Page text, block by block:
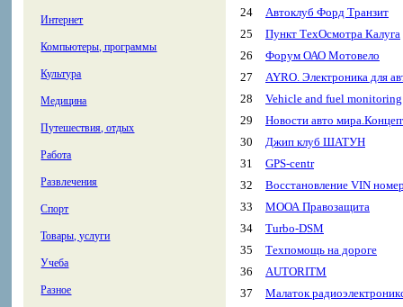
Интернет
Компьютеры, программы
Культура
Медицина
Путешествия, отдых
Работа
Развлечения
Спорт
Товары, услуги
Учеба
Разное
24
Автоклуб Форд Транзит
25
Пункт ТехОсмотра Калуга
26
Форум ОАО Мотовело
27
AYRO. Электроника для
28
Vehicle and fuel monitoring
29
Новости авто
30
Джип клуб ШАТУН
31
GPS-centr
32
Восстановление VIN
33
МООА Правозащита
34
Turbo-DSM
35
Техпомощь на дороге
36
AUTORITM
37
Малаток